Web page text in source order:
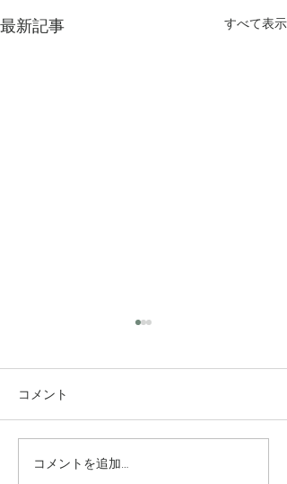
最新記事 すべて表示
究極のアンチエイジング
コメント
コメントを追加…